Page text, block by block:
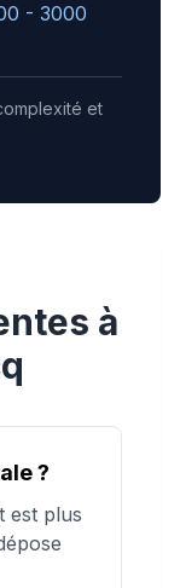
- 3000
et
à
?
est plus